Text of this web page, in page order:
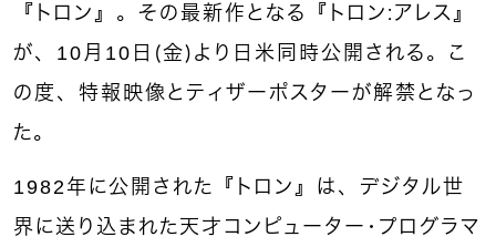
『トロン』。その最新作となる『トロン：アレス』
が、10月10日（金）より日米同時公開される。こ
の度、特報映像とティザーポスターが解禁となっ
た。
1982年に公開された『トロン』は、デジタル世
界に送り込まれた天才コンピューター・プログラマ